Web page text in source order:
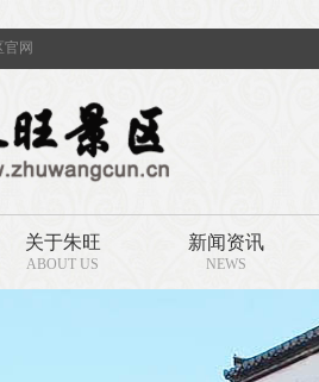
网
关于朱旺
ABOUT US
新闻资讯
NEWS